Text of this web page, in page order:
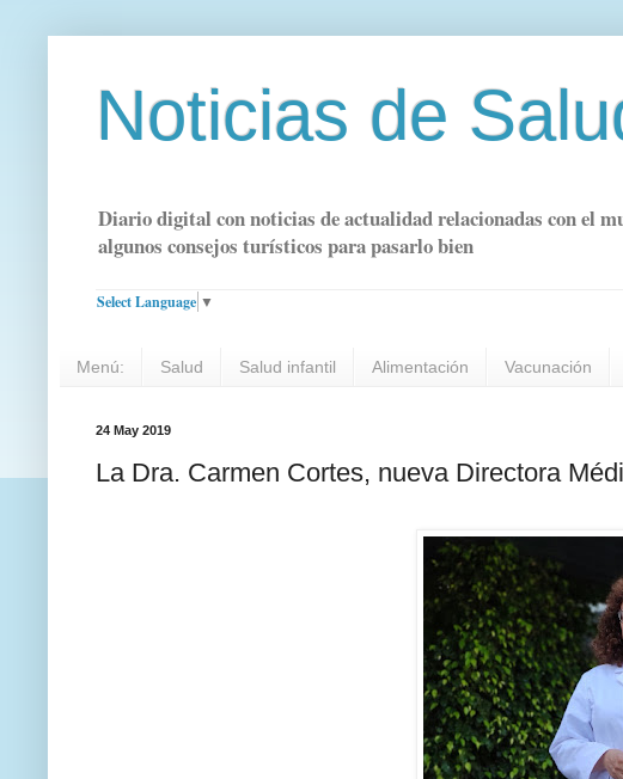
Noticias de
Diario digital con noticias de actualidad relacionadas con el
algunos consejos turísticos para pasarlo bien
Select Language ▼
Menú: Salud Salud infantil Alimentación Vacunación
24 May 2019
La Dra. Carmen Cortes, nueva Directora